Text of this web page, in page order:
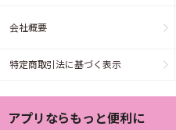
会社概要
特定商取引法に基づく表示
アプリならもっと便利に